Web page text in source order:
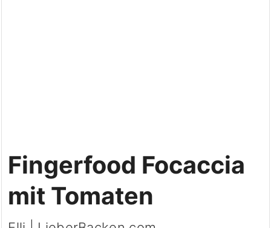
Fingerfood Focaccia
mit Tomaten